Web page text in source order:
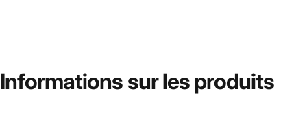
Informations surlesproduits